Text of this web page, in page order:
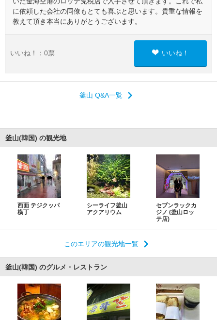
に依頼した会社の同僚もとても喜ぶと思います。貴重な情報を
教えて頂き本当にありがとうございます。
いいね！： 0票 いいね！
釜山 Q&A一覧
釜山(韓国) の観光地
西面 テジクッパ
横丁
シーライフ釜山
アクアリウム
セブンラックカ
ジノ (釜山ロッ
テ店)
このエリアの観光地一覧
釜山(韓国) のグルメ・レストラン